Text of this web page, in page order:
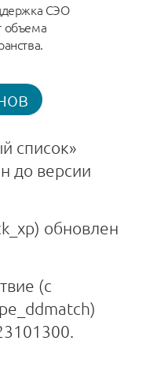
СЭО
объема
список»
до версии
обновлен
(с